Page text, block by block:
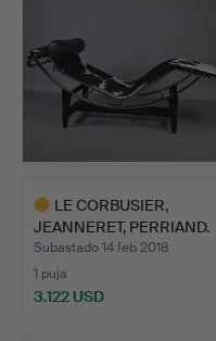
LE CORBUSIER,
JEANNERET, PERRIAND.
TUMBONA…
Subastado 14 feb 2018
1 puja
3.122 USD